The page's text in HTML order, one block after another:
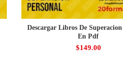
Descargar Libros De Superacion
En Pdf
$149.00